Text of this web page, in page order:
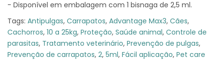
- Disponível em embalagem com 1 bisnaga de 2,5 ml.
Tags: Antipulgas, Carrapatos, Advantage Max3, Cães,
Cachorros, 10 a 25kg, Proteção, Saúde animal, Controle de
parasitas, Tratamento veterinário, Prevenção de pulgas,
Prevenção de carrapatos, 2, 5ml, Fácil aplicação, Pet care